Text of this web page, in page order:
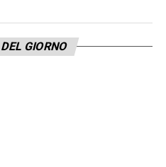
costruire una rosa
giovani con
GIORNO